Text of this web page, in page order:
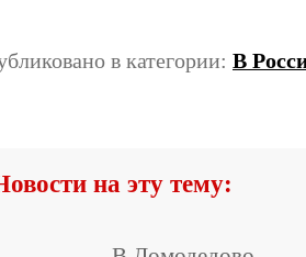
в категории: В
на эту тему: